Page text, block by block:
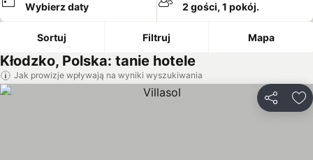
Wybierz daty 2 gości, 1 pokój.
Sortuj Filtruj Mapa
Kłodzko, Polska: tanie hotele
Jak prowizje wpływają na wyniki wyszukiwania